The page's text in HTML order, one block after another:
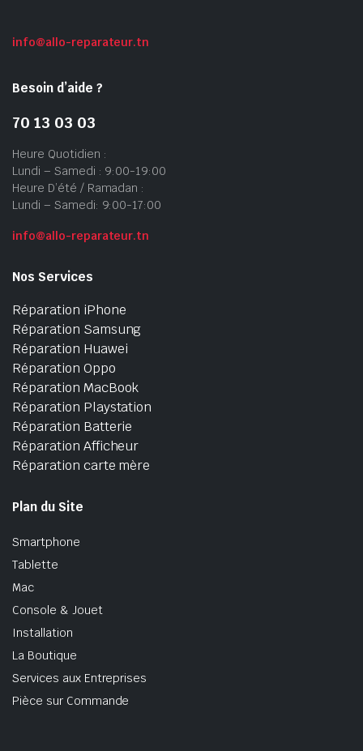
info@allo-reparateur.tn
Besoin d’aide ?
70 13 03 03
Heure Quotidien :
Lundi – Samedi : 9:00-19:00
Heure D’été / Ramadan :
Lundi – Samedi: 9:00-17:00
info@allo-reparateur.tn
Nos Services
Réparation iPhone
Réparation Samsung
Réparation Huawei
Réparation Oppo
Réparation MacBook
Réparation Playstation
Réparation Batterie
Réparation Afficheur
Réparation carte mère
Plan du Site
Smartphone
Tablette
Mac
Console & Jouet
Installation
La Boutique
Services aux Entreprises
Pièce sur Commande